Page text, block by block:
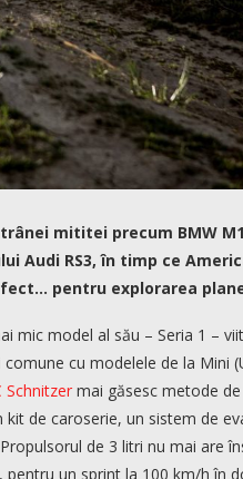
mititei precum BMW
Audi RS3, în timp ce
pentru explorarea
mic model al său – Seria 1 –
cu modelele de la Mini
Schnitzer mai găsesc metode
de caroserie, un sistem de
de 3 litri nu mai are
un sprint la 100 km/h în